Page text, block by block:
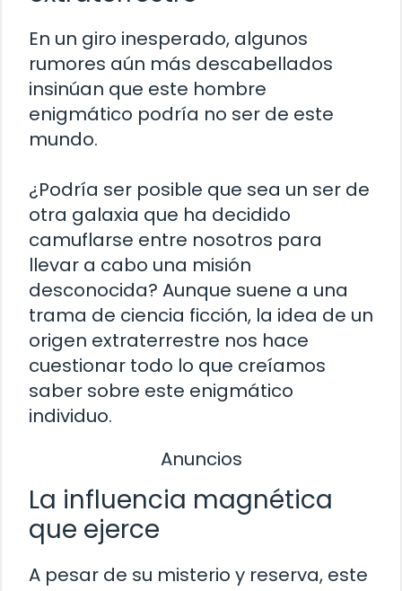
En un giro inesperado, algunos
rumores aún más descabellados
insinúan que este hombre
enigmático podría no ser de este
mundo.
¿Podría ser posible que sea un ser de
otra galaxia que ha decidido
camuflarse entre nosotros para
llevar a cabo una misión
desconocida? Aunque suene a una
trama de ciencia ficción, la idea de un
origen extraterrestre nos hace
cuestionar todo lo que creíamos
saber sobre este enigmático
individuo.
Anuncios
La influencia magnética
que ejerce
A pesar de su misterio y reserva, este